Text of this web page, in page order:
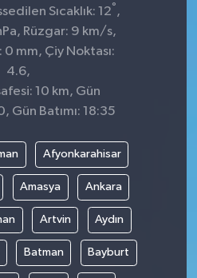
Sıcaklık: 12° ,
Rüzgar: 9 km/s,
0 mm, Çiy Noktası:
4.6,
10 km, Gün
Gün Batımı: 18:35
Afyonkarahisar
Amasya Ankara
Artvin Aydın
Batman Bayburt